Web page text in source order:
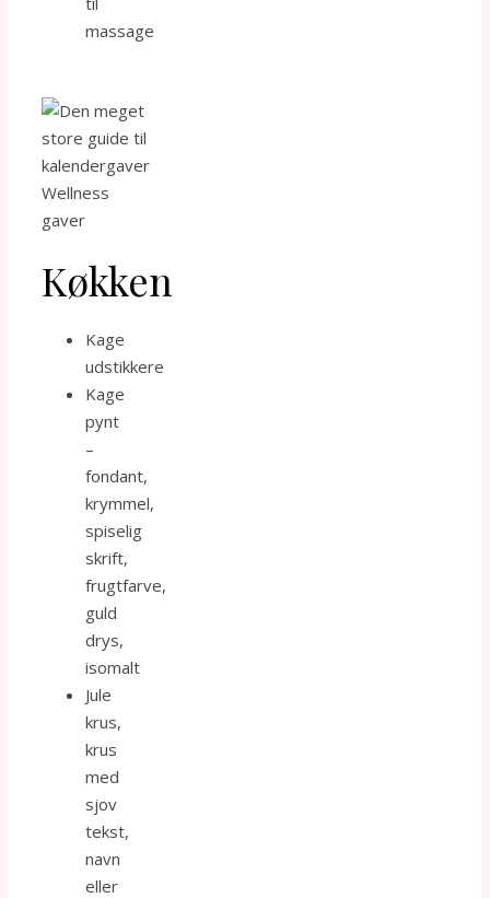
massage
Wellness
gaver
Køkken
Kage
udstikkere
Kage
pynt
–
fondant,
krymmel,
spiselig
skrift,
frugtfarve,
guld
drys,
isomalt
Jule
krus,
krus
med
sjov
tekst,
navn
eller